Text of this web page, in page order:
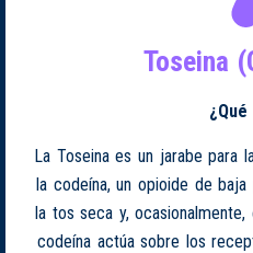
Toseina
La Toseina es un jarabe para
la codeína, un opioide de
la tos seca y,
codeína actúa sobre los